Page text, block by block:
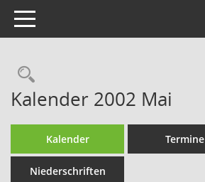
Toggle navigation
Rechercheauswahl
Kalender 2002 Mai
Kalender Termine
Niederschriften